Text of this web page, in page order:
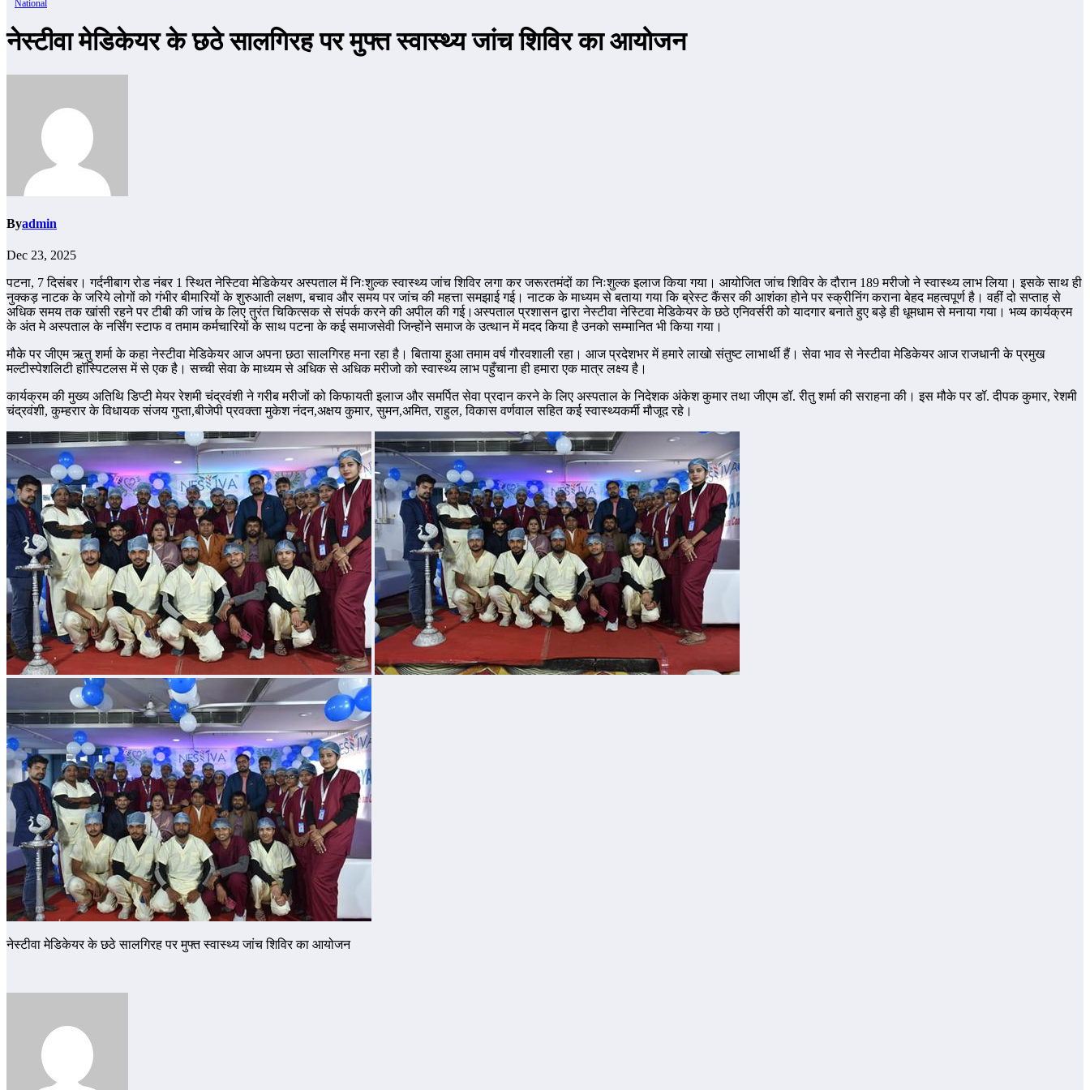
National
नेस्टीवा मेडिकेयर के छठे सालगिरह पर मुफ्त स्वास्थ्य जांच शिविर का आयोजन
Byadmin
Dec 23, 2025
पटना, 7 दिसंबर। गर्दनीबाग रोड नंबर 1 स्थित नेस्टिवा मेडिकेयर अस्पताल में निःशुल्क स्वास्थ्य जांच शिविर लगा कर जरूरतमंदों का निःशुल्क इलाज किया गया। आयोजित जांच शिविर के दौरान 189 मरीजो ने स्वास्थ्य लाभ लिया। इसके साथ ही
नुक्कड़ नाटक के जरिये लोगों को गंभीर बीमारियों के शुरुआती लक्षण, बचाव और समय पर जांच की महत्ता समझाई गई। नाटक के माध्यम से बताया गया कि ब्रेस्ट कैंसर की आशंका होने पर स्क्रीनिंग कराना बेहद महत्वपूर्ण है। वहीं दो सप्ताह से
अधिक समय तक खांसी रहने पर टीबी की जांच के लिए तुरंत चिकित्सक से संपर्क करने की अपील की गई।अस्पताल प्रशासन द्वारा नेस्टीवा नेस्टिवा मेडिकेयर के छठे एनिवर्सरी को यादगार बनाते हुए बड़े ही धूमधाम से मनाया गया। भव्य कार्यक्रम
के अंत मे अस्पताल के नर्सिंग स्टाफ व तमाम कर्मचारियों के साथ पटना के कई समाजसेवी जिन्होंने समाज के उत्थान में मदद किया है उनको सम्मानित भी किया गया।
मौके पर जीएम ऋतु शर्मा के कहा नेस्टीवा मेडिकेयर आज अपना छठा सालगिरह मना रहा है। बिताया हुआ तमाम वर्ष गौरवशाली रहा। आज प्रदेशभर में हमारे लाखो संतुष्ट लाभार्थी हैं। सेवा भाव से नेस्टीवा मेडिकेयर आज राजधानी के प्रमुख
मल्टीस्पेशलिटी हॉस्पिटलस में से एक है। सच्ची सेवा के माध्यम से अधिक से अधिक मरीजो को स्वास्थ्य लाभ पहुँचाना ही हमारा एक मात्र लक्ष्य है।
कार्यक्रम की मुख्य अतिथि डिप्टी मेयर रेशमी चंद्रवंशी ने गरीब मरीजों को किफायती इलाज और समर्पित सेवा प्रदान करने के लिए अस्पताल के निदेशक अंकेश कुमार तथा जीएम डॉ. रीतु शर्मा की सराहना की। इस मौके पर डॉ. दीपक कुमार, रेशमी
चंद्रवंशी, कुम्हरार के विधायक संजय गुप्ता,बीजेपी प्रवक्ता मुकेश नंदन,अक्षय कुमार, सुमन,अमित, राहुल, विकास वर्णवाल सहित कई स्वास्थ्यकर्मी मौजूद रहे।
नेस्टीवा मेडिकेयर के छठे सालगिरह पर मुफ्त स्वास्थ्य जांच शिविर का आयोजन